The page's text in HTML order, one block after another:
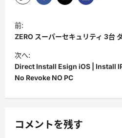
投
稿
ナ
ビ
ゲ
ー
ョ
前:
ZERO スーパーセキュリティ 3台
次へ:
Direct Install Esign iOS | Install
No Revoke NO PC
コメントを残す